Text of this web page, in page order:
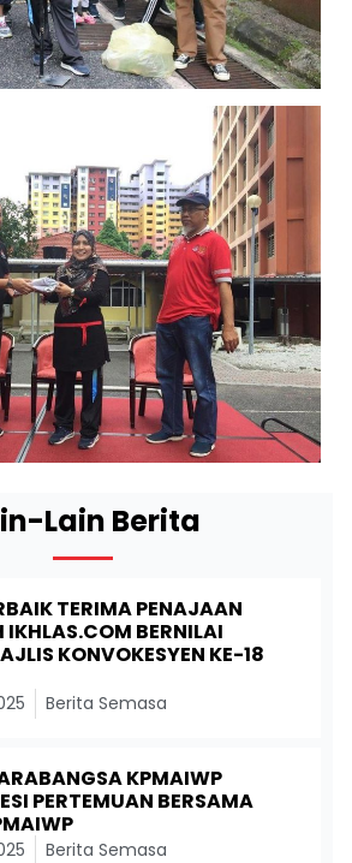
Lain Berita
TERIMA PENAJAAN
IKHLAS.COM BERNILAI
KONVOKESYEN KE-18
Berita Semasa
KPMAIWP
PERTEMUAN BERSAMA
Berita Semasa